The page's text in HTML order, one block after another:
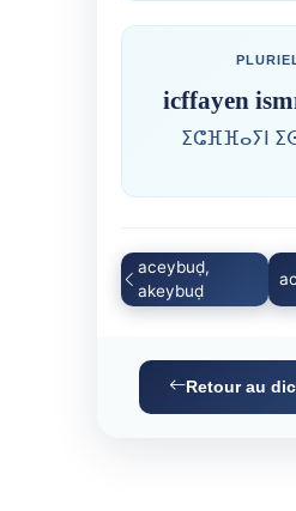
icffayen
ⵉⵛⴼⴼⴰⵢⵏ
aceybuḍ,
akeybuḍ
Retour au